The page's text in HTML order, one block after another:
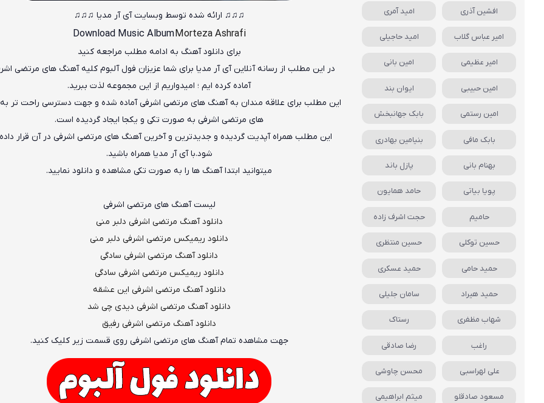
♫♫♫ ارائه شده توسط وبسایت آی آر مدیا ♫♫♫
Download Music AlbumMorteza Ashrafi
برای دانلود آهنگ به ادامه مطلب مراجعه کنید
در این مطلب از رسانه آنلاین آی آر مدیا برای شما عزیزان فول آلبوم کلیه آهنگ های مرتضی
آماده کرده ایم ؛ امیدواریم از این مجموعه لذت ببرید.
این مطلب برای علاقه مندان به آهنگ های مرتضی اشرفی آماده شده و جهت دسترسی راحت تر
های مرتضی اشرفی به صورت تکی و یکجا ایجاد گردیده است.
این مطلب همراه آپدیت گردیده و جدیدترین و آخرین آهنگ های مرتضی اشرفی در آن قرار
شود.با آی آر مدیا همراه باشید.
میتوانید ابتدا آهنگ ها را به صورت تکی مشاهده و دانلود نمایید.
لیست آهنگ های مرتضی اشرفی
دانلود آهنگ مرتضی اشرفی دلبر منی
دانلود ریمیکس مرتضی اشرفی دلبر منی
دانلود آهنگ مرتضی اشرفی سادگی
دانلود ریمیکس مرتضی اشرفی سادگی
دانلود آهنگ مرتضی اشرفی این عشقه
دانلود آهنگ مرتضی اشرفی دیدی چی شد
دانلود آهنگ مرتضی اشرفی رفیق
جهت مشاهده تمام آهنگ های مرتضی اشرفی روی قسمت زیر کلیک کنید.
افشین آذری امید آمری
امیر عباس گلاب امید حاجیلی
امیر عظیمی امین بانی
امین حبیبی ایوان بند
امین رستمی بابک جهانبخش
بابک مافی بنیامین بهادری
بهنام بانی پازل باند
پویا بیاتی حامد همایون
حامیم حجت اشرف زاده
حسین توکلی حسین منتظری
حمید حامی حمید عسکری
حمید هیراد سامان جلیلی
شهاب مظفری رستاک
راغب رضا صادقی
علی لهراسبی محسن چاوشی
مسعود صادقلو میثم ابراهیمی